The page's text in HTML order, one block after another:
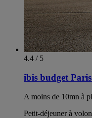
4.4 / 5
ibis budget
A moins de 10mn à
Petit-déjeuner à